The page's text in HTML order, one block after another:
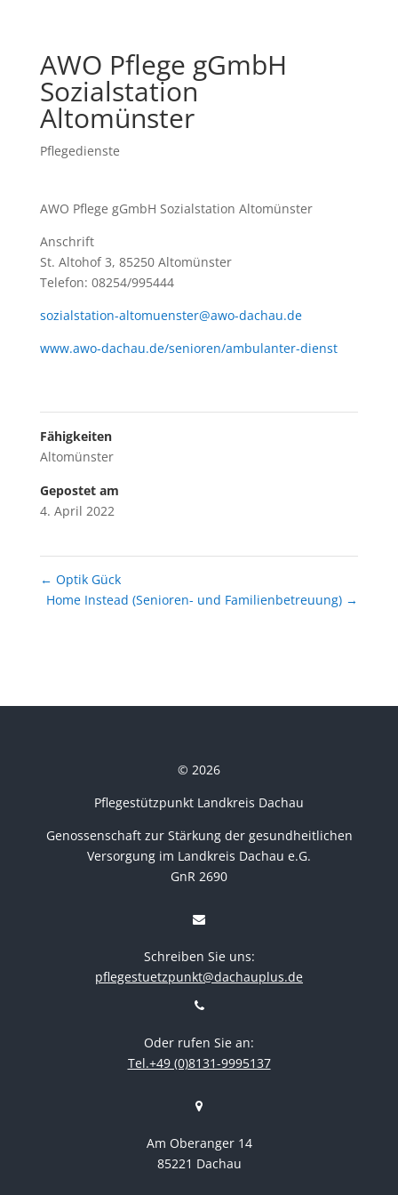
AWO Pflege gGmbH
Sozialstation
Altomünster
Pflegedienste
AWO Pflege gGmbH Sozialstation Altomünster
Anschrift
St. Altohof 3, 85250 Altomünster
Telefon: 08254/995444
sozialstation-altomuenster@awo-dachau.de
www.awo-dachau.de/senioren/ambulanter-dienst
Fähigkeiten
Altomünster
Gepostet am
4. April 2022
← Optik Gück
Home Instead (Senioren- und Familienbetreuung) →
© 2026
Pflegestützpunkt Landkreis Dachau
Genossenschaft zur Stärkung der gesundheitlichen
Versorgung im Landkreis Dachau e.G.
GnR 2690
Schreiben Sie uns:
pflegestuetzpunkt@dachauplus.de
Oder rufen Sie an:
Tel.+49 (0)8131-9995137
Am Oberanger 14
85221 Dachau